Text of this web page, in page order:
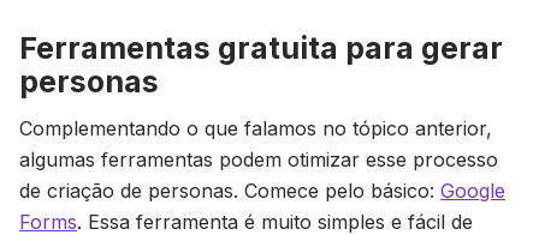
Ferramentas gratuita para gerar
personas
Complementando o que falamos no tópico anterior,
algumas ferramentas podem otimizar esse processo
de criação de personas. Comece pelo básico: Google
Forms. Essa ferramenta é muito simples e fácil de